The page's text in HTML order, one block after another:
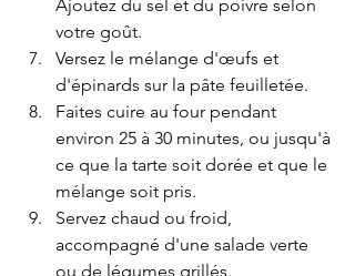
Ajoutez du sel et du poivre selon
votre goût.
Versez le mélange d'œufs et
d'épinards sur la pâte feuilletée.
Faites cuire au four pendant
environ 25 à 30 minutes, ou jusqu'à
ce que la tarte soit dorée et que le
mélange soit pris.
Servez chaud ou froid,
accompagné d'une salade verte
ou de légumes grillés.